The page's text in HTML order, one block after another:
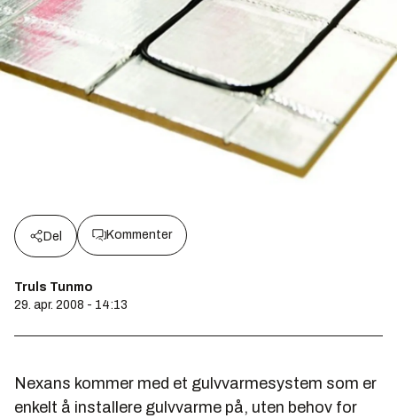
Del Kommenter
Truls Tunmo
29. apr. 2008 - 14:13
Nexans kommer med et gulvvarmesystem som er
enkelt å installere gulvvarme på, uten behov for